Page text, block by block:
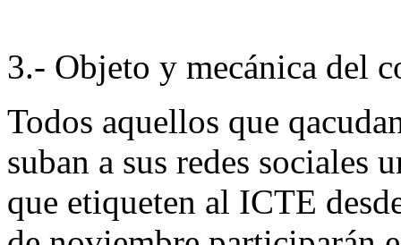
3.- Objeto y mecánica del
Todos aquellos que
suban a sus redes sociales
que etiqueten al ICTE